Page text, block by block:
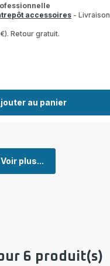
au panier
accessoires - Livraison
Retour gratuit.
Voir plus...
6 produit(s)